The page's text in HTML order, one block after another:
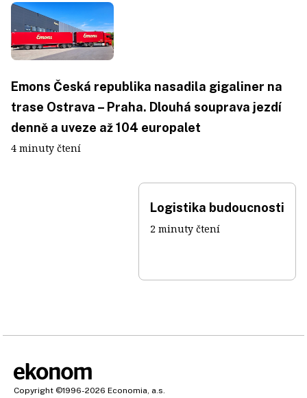
Emons Česká republika nasadila gigaliner na
trase Ostrava – Praha. Dlouhá souprava jezdí
denně a uveze až 104 europalet
4 minuty čtení
Logistika budoucnosti
2 minuty čtení
Copyright ©1996-2026 Economia, a.s.